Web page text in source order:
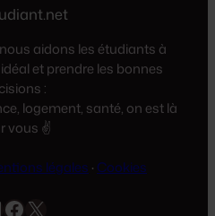
aidons les étudiants à
et prendre les bonnes
:
logement, santé, on est là
vous ✌️
légales · Cookies
Facebook X